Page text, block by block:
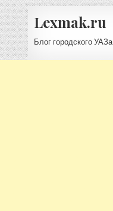
Lexmak.ru
Блог городского УАЗа